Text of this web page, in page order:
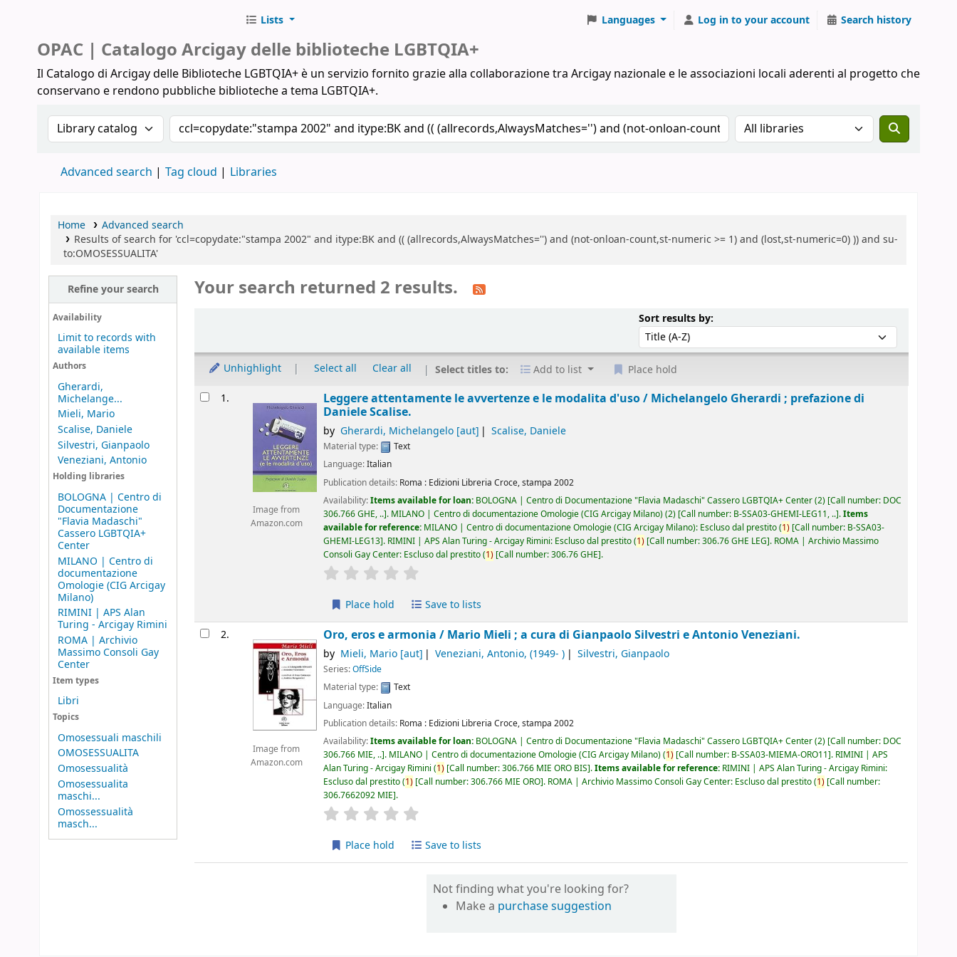
Biblioteche Arcigay
Lists Languages Log in to your account Search history
OPAC | Catalogo Arcigay delle biblioteche LGBTQIA+
Il Catalogo di Arcigay delle Biblioteche LGBTQIA+ è un servizio fornito grazie alla collaborazione tra Arcigay nazionale e le associazioni locali aderenti al progetto che
conservano e rendono pubbliche biblioteche a tema LGBTQIA+.
Search the catalog by:Search the catalog Search the catalog in:
Advanced search Tag cloud Libraries
Home
Advanced search
Results of search for 'ccl=copydate:"stampa 2002" and itype:BK and (( (allrecords,AlwaysMatches='') and (not-onloan-count,st-numeric >= 1) and (lost,st-numeric=0) )) and su-
to:OMOSESSUALITA'
Refine your search
Availability
Limit to records with
available items
Authors
Gherardi,
Michelange...
Mieli, Mario
Scalise, Daniele
Silvestri, Gianpaolo
Veneziani, Antonio
Holding libraries
BOLOGNA | Centro di
Documentazione
"Flavia Madaschi"
Cassero LGBTQIA+
Center
MILANO | Centro di
documentazione
Omologie (CIG Arcigay
Milano)
RIMINI | APS Alan
Turing - Arcigay Rimini
ROMA | Archivio
Massimo Consoli Gay
Center
Item types
Libri
Topics
Omosessuali maschili
OMOSESSUALITA
Omosessualità
Omosessualita
maschi...
Omossessualità
masch...
Your search returned 2 results.
Sort results by:Sort by:
Unhighlight Select all Clear all Select titles to: Add to list Place hold
Results1.
Image from
Amazon.com
Leggere attentamente le avvertenze e le modalita d'uso / Michelangelo Gherardi ; prefazione di
Daniele Scalise.
by Gherardi, Michelangelo[aut] Scalise, Daniele
Material type:
Text
Language:Italian
Publication details: Roma : Edizioni Libreria Croce,stampa 2002
Availability:Items available for loan: BOLOGNA | Centro di Documentazione "Flavia Madaschi" Cassero LGBTQIA+ Center(2) Call number: DOC
306.766 GHE, .. . MILANO | Centro di documentazione Omologie (CIG Arcigay Milano)(2) Call number: B-SSA03-GHEMI-LEG11, .. .Items
available for reference: MILANO | Centro di documentazione Omologie (CIG Arcigay Milano): Escluso dal prestito(1) Call number: B-SSA03-
GHEMI-LEG13 . RIMINI | APS Alan Turing - Arcigay Rimini: Escluso dal prestito(1) Call number:306.76 GHE LEG . ROMA | Archivio Massimo
Consoli Gay Center: Escluso dal prestito(1) Call number:306.76 GHE .
star rating
Place hold Save to lists
2.
Image from
Amazon.com
Oro, eros e armonia / Mario Mieli ; a cura di Gianpaolo Silvestri e Antonio Veneziani.
by Mieli, Mario[aut] Veneziani, Antonio, (1949- ) Silvestri, Gianpaolo
Series:OffSide
Material type:
Text
Language:Italian
Publication details: Roma : Edizioni Libreria Croce,stampa 2002
Availability:Items available for loan: BOLOGNA | Centro di Documentazione "Flavia Madaschi" Cassero LGBTQIA+ Center(2) Call number: DOC
306.766 MIE, .. . MILANO | Centro di documentazione Omologie (CIG Arcigay Milano)(1) Call number: B-SSA03-MIEMA-ORO11 . RIMINI | APS
Alan Turing - Arcigay Rimini (1) Call number:306.766 MIE ORO BIS .Items available for reference: RIMINI | APS Alan Turing - Arcigay Rimini:
Escluso dal prestito(1) Call number:306.766 MIE ORO . ROMA | Archivio Massimo Consoli Gay Center: Escluso dal prestito(1) Call number:
306.7662092 MIE .
star rating
Place hold Save to lists
Not finding what you're looking for?
Make a purchase suggestion